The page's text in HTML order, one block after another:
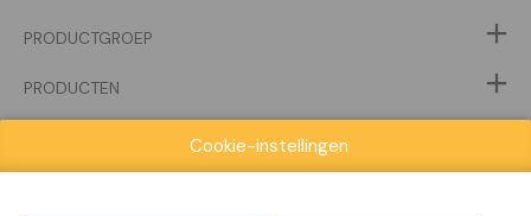
PRODUCTGROEP
PRODUCTEN
VORIGE VOLGENDE
Cookie-instellingen